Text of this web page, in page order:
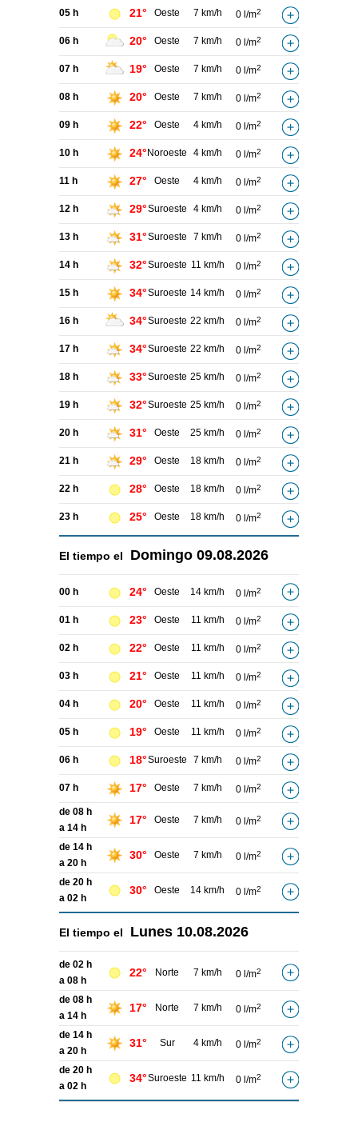
05 h 21° Oeste 7 km/h 0 l/m2
06 h 20° Oeste 7 km/h 0 l/m2
07 h 19° Oeste 7 km/h 0 l/m2
08 h 20° Oeste 7 km/h 0 l/m2
09 h 22° Oeste 4 km/h 0 l/m2
10 h 24° Noroeste 4 km/h 0 l/m2
11 h 27° Oeste 4 km/h 0 l/m2
12 h 29°Suroeste 4 km/h 0 l/m2
13 h 31°Suroeste 7 km/h 0 l/m2
14 h 32°Suroeste 11 km/h 0 l/m2
15 h 34°Suroeste 14 km/h 0 l/m2
16 h 34°Suroeste 22 km/h 0 l/m2
17 h 34°Suroeste 22 km/h 0 l/m2
18 h 33°Suroeste 25 km/h 0 l/m2
19 h 32°Suroeste 25 km/h 0 l/m2
20 h 31° Oeste 25 km/h 0 l/m2
21 h 29° Oeste 18 km/h 0 l/m2
22 h 28° Oeste 18 km/h 0 l/m2
23 h 25° Oeste 18 km/h 0 l/m2
El tiempo el Domingo 09.08.2026
00 h 24° Oeste 14 km/h 0 l/m2
01 h 23° Oeste 11 km/h 0 l/m2
02 h 22° Oeste 11 km/h 0 l/m2
03 h 21° Oeste 11 km/h 0 l/m2
04 h 20° Oeste 11 km/h 0 l/m2
05 h 19° Oeste 11 km/h 0 l/m2
06 h 18°Suroeste 7 km/h 0 l/m2
07 h 17° Oeste 7 km/h 0 l/m2
de 08 h
a 14 h
17° Oeste 7 km/h 0 l/m2
de 14 h
a 20 h
30° Oeste 7 km/h 0 l/m2
de 20 h
a 02 h
30° Oeste 14 km/h 0 l/m2
El tiempo el Lunes 10.08.2026
de 02 h
a 08 h
22° Norte 7 km/h 0 l/m2
de 08 h
a 14 h
17° Norte 7 km/h 0 l/m2
de 14 h
a 20 h
31° Sur 4 km/h 0 l/m2
de 20 h
a 02 h
34°Suroeste 11 km/h 0 l/m2